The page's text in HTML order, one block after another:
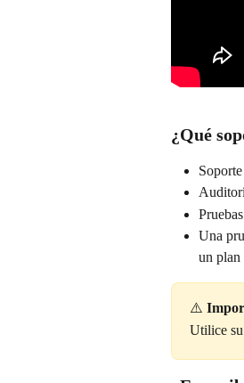
¿Qué
Una
un plan
⚠️
Utilice su